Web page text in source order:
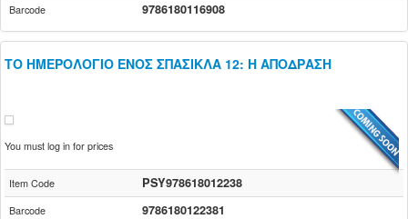
Barcode 9786180116908
ΤΟ ΗΜΕΡΟΛΟΓΙΟ ΕΝΟΣ ΣΠΑΣΙΚΛΑ 12: Η ΑΠΟΔΡΑΣΗ
You must log in for prices
Item Code PSY978618012238
Barcode 9786180122381